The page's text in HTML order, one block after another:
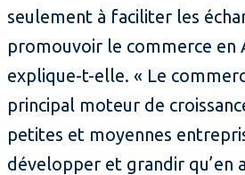
seulement à faciliter les
promouvoir le commerce en
explique-t-elle. « Le
principal moteur de
petites et moyennes
développer et grandir qu’en